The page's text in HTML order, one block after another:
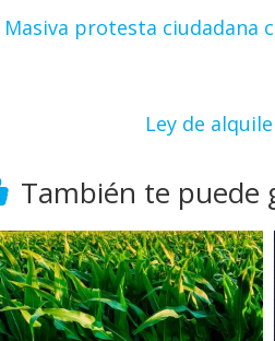
Masiva protesta ciudadana
Ley de
También te puede